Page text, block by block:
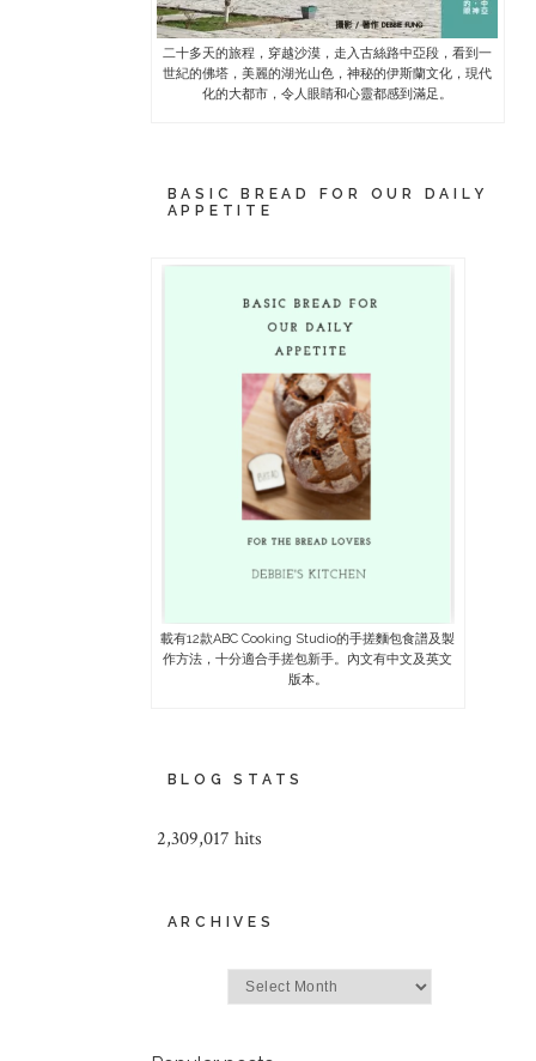
二十多天的旅程，穿越沙漠，走入古絲路中亞段，看到一
世紀的佛塔，美麗的湖光山色，神秘的伊斯蘭文化，現代
化的大都市，令人眼睛和心靈都感到滿足。
BASIC BREAD FOR OUR DAILY
APPETITE
載有12款ABC Cooking Studio的手搓麵包食譜及製
作方法，十分適合手搓包新手。內文有中文及英文
版本。
BLOG STATS
2,309,017 hits
ARCHIVES